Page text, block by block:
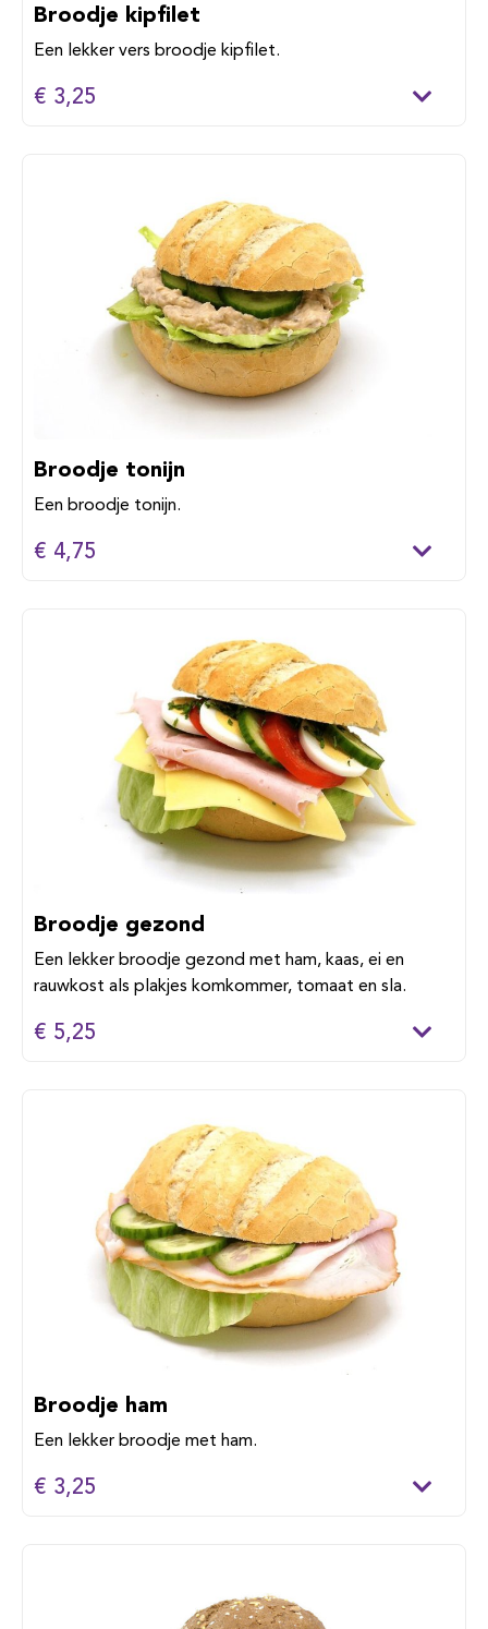
Broodje kipfilet
Een lekker vers broodje kipfilet.
€ 3,25
Broodje tonijn
Een broodje tonijn.
€ 4,75
Broodje gezond
Een lekker broodje gezond met ham, kaas, ei en
rauwkost als plakjes komkommer, tomaat en sla.
€ 5,25
Broodje ham
Een lekker broodje met ham.
€ 3,25